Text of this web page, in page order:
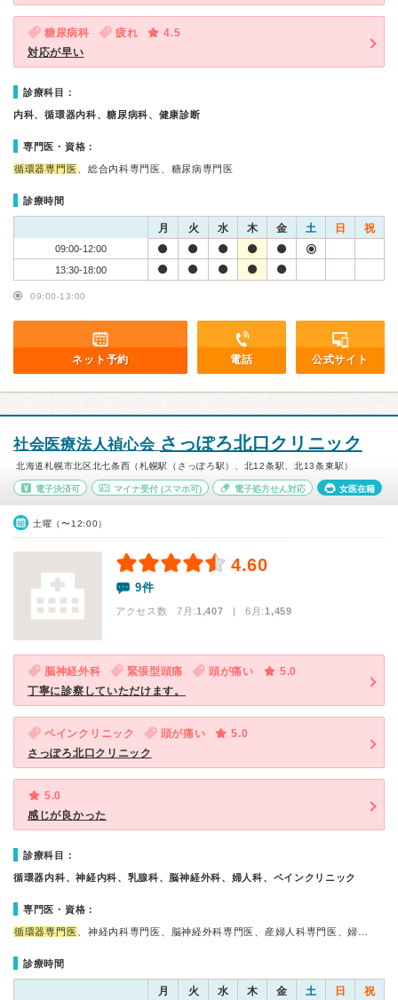
糖尿病科 疲れ
4.5
対応が早い
診療科目：
内科、循環器内科、糖尿病科、健康診断
専門医・資格：
循環器専門医 、総合内科専門医、糖尿病専門医
診療時間
月 火 水 木 金 土 日 祝
09:00-12:00
13:30-18:00
09:00-13:00
ネット予約 電話 公式サイト
社会医療法人禎心会 さっぽろ北口クリニック
北海道札幌市北区北七条西（札幌駅（さっぽろ駅）、北12条駅、北13条東駅）
電子決済可 マイナ受付(スマホ可) 電子処方せん対応 女医在籍
土曜（〜12:00）
4.60
9件
アクセス数 7月:1,407 | 6月:1,459
脳神経外科 緊張型頭痛 頭が痛い
5.0
丁寧に診察していただけます。
ペインクリニック 頭が痛い
5.0
さっぽろ北口クリニック
5.0
感じが良かった
診療科目：
循環器内科、神経内科、乳腺科、脳神経外科、婦人科、ペインクリニック
専門医・資格：
循環器専門医 、神経内科専門医、脳神経外科専門医、産婦人科専門医、婦…
診療時間
月 火 水 木 金 土 日 祝